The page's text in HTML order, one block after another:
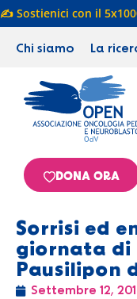
✍️ Sostienici con il
Chi siamo La
DONA ORA
Sorrisi ed
giornata di
Pausilipon
Settembre 12,